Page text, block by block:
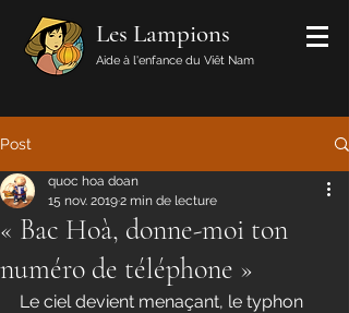
Les Lampions
Aide à l'enfance du Viêt Nam
Post
« Bac Hoà, donne-moi ton
numéro de téléphone »
quoc hoa doan
15 nov. 20192 min de lecture
Le ciel devient menaçant, le typhon